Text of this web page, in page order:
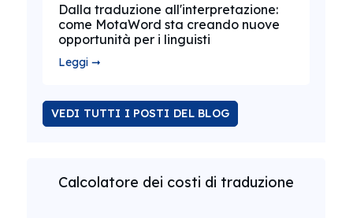
Dalla traduzione all'interpretazione:
come MotaWord sta creando nuove
opportunità per i linguisti
Leggi ➞
VEDI TUTTI I POSTI DEL BLOG
Calcolatore dei costi di traduzione